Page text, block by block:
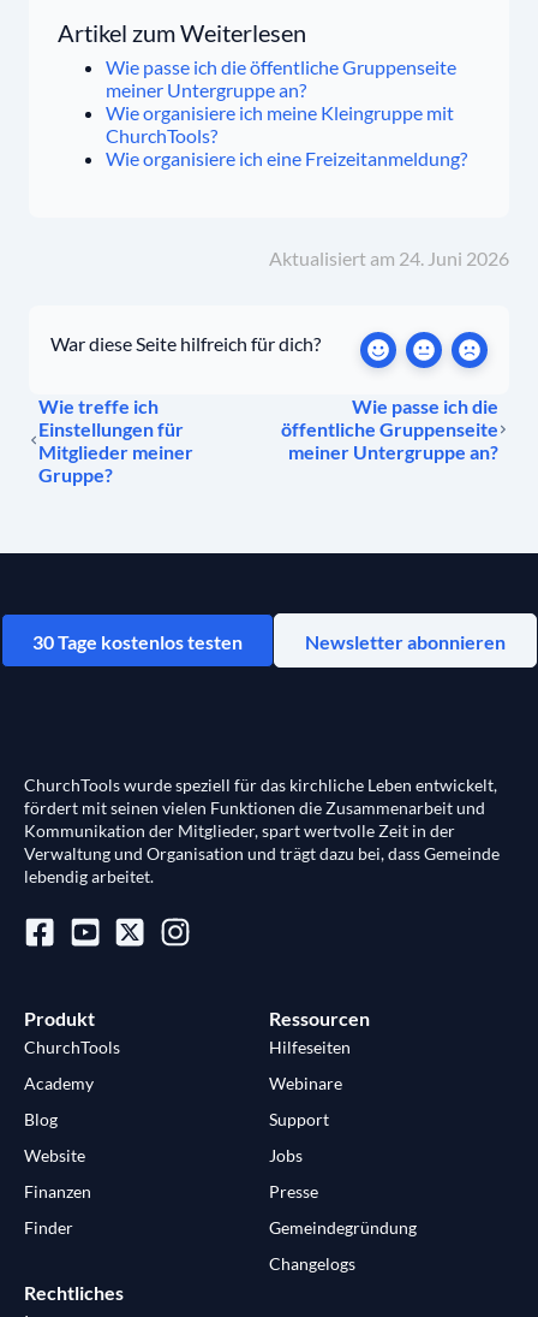
Artikel zum Weiterlesen
Wie passe ich die öffentliche Gruppenseite
meiner Untergruppe an?
Wie organisiere ich meine Kleingruppe mit
ChurchTools?
Wie organisiere ich eine Freizeitanmeldung?
Aktualisiert am 24. Juni 2026
War diese Seite hilfreich für dich?
Wie treffe ich
Einstellungen für
Mitglieder meiner
Gruppe?
Wie passe ich die
öffentliche Gruppenseite
meiner Untergruppe an?
30 Tage kostenlos testen Newsletter abonnieren
ChurchTools wurde speziell für das kirchliche Leben entwickelt,
fördert mit seinen vielen Funktionen die Zusammenarbeit und
Kommunikation der Mitglieder, spart wertvolle Zeit in der
Verwaltung und Organisation und trägt dazu bei, dass Gemeinde
lebendig arbeitet.
Produkt
ChurchTools
Academy
Blog
Website
Finanzen
Finder
Ressourcen
Hilfeseiten
Webinare
Support
Jobs
Presse
Gemeindegründung
Changelogs
Rechtliches